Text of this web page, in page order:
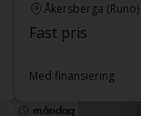
Åkersberga (Runö)
Fast pris
Med finansiering
måndag